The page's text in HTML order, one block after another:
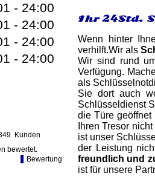
- 24:00
- 24:00
- 24:00
- 24:00
Kunden
bewertet.
Bewertung
Ihr 24Std.
Wenn hinter
verhilft.Wir als
Wir sind rund
Verfügung.
als
Sie dort auch
Schlüsseldienst
die Türe
Ihren Tresor
ist unser
der Leistung
freundlich und
ist für unsere